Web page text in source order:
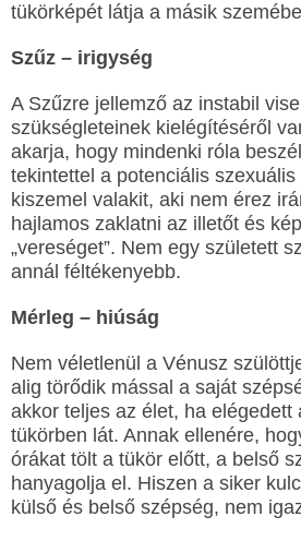
tükörképét látja a másik
Szűz – irigység
A Szűzre jellemző az instabil
szükségleteinek kielégítéséről
akarja, hogy mindenki róla
tekintettel a potenciális
kiszemel valakit, aki nem érez
hajlamos zaklatni az illetőt és
„vereséget”. Nem egy született
annál féltékenyebb.
Mérleg – hiúság
Nem véletlenül a Vénusz
alig törődik mással a saját
akkor teljes az élet, ha elégedett
tükörben lát. Annak ellenére,
órákat tölt a tükör előtt, a belső
hanyagolja el. Hiszen a siker
külső és belső szépség, nem